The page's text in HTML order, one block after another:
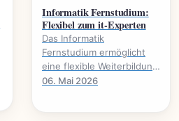
Informatik Fernstudium:
Flexibel zum it-Experten
Das Informatik
Fernstudium ermöglicht
eine flexible Weiterbildung
zum IT-Experten., welche
06. Mai 2026